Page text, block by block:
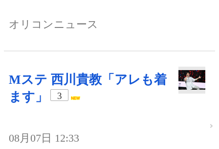
オリコンニュース
Mステ 西川貴教「アレも着
ます」
3
08月07日 12:33